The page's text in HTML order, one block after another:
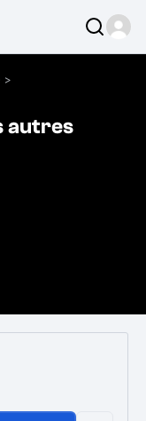
>
autres